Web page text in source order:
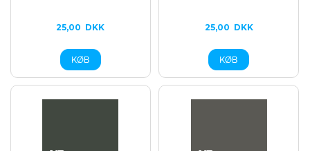
25,00 DKK 25,00 DKK